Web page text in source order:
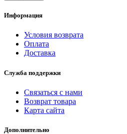
Информация
Условия возврата
Оплата
Доставка
Служба поддержки
Связаться с нами
Возврат товара
Карта сайта
Дополнительно